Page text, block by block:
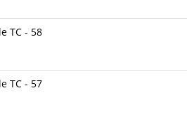
TC - 58
TC - 57